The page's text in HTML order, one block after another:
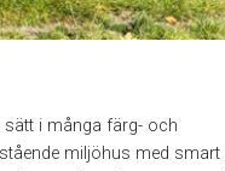
i många färg- och
miljöhus med